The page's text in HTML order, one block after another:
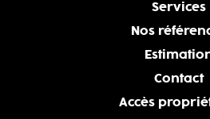
Services
Nos
Contact
Accès